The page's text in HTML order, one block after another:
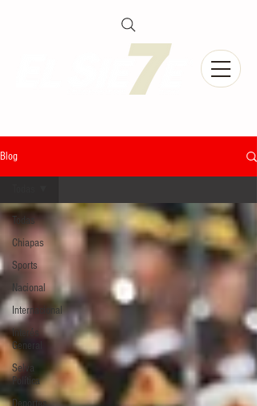
Blog
Todas
Chiapas
Sports
Nacional
Internacional
Interés
General
Selva
Política